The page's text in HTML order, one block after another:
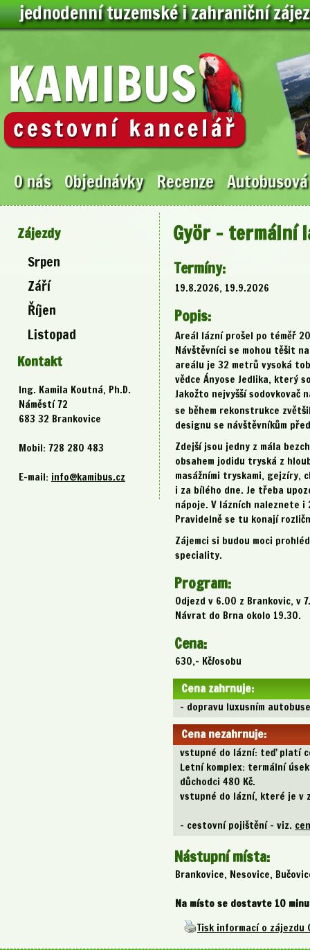
jednodenní tuzemské i zahraniční
O nás Objednávky Recenze
Zájezdy
Srpen
Září
Říjen
Listopad
Kontakt
Ing. Kamila Koutná, Ph.D.
Náměstí 72
683 32 Brankovice
Mobil: 728 280 483
E-mail: info@kamibus.cz
Györ - termální
Termíny:
19.8.2026, 19.9.2026
Popis:
Areál lázní prošel po téměř
Návštěvníci se mohou těšit
areálu je 32 metrů vysoká
vědce Ányose Jedlika, který
Jakožto nejvyšší sodovkovač
se během rekonstrukce
designu se návštěvníkům
Zdejší jsou jedny z mála
obsahem jodidu tryská z
masážními tryskami, gejzíry,
i za bílého dne. Je třeba
nápoje. V lázních naleznete
Pravidelně se tu konají
Zájemci si budou moci
speciality.
Program:
Odjezd v 6.00 z Brankovic, v
Návrat do Brna okolo 19.30.
Cena:
630,- Kč/osobu
Cena zahrnuje:
- dopravu luxusním
Cena nezahrnuje:
vstupné do lázní: teď platí
Letní komplex: termální
důchodci 480 Kč.
vstupné do lázní, které je v
- cestovní pojištění - viz.
Nástupní místa:
Brankovice, Nesovice,
Na místo se dostavte 10
Tisk informací o